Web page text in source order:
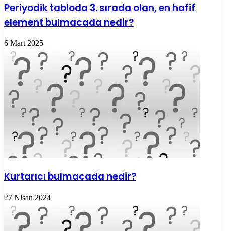
Periyodik tabloda 3. sırada olan, en hafif
element bulmacada nedir?
6 Mart 2025
Kurtarıcı bulmacada nedir?
27 Nisan 2024